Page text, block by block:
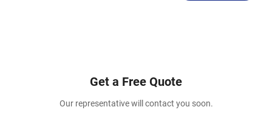
Get a Free Quote
Our representative will contact you soon.